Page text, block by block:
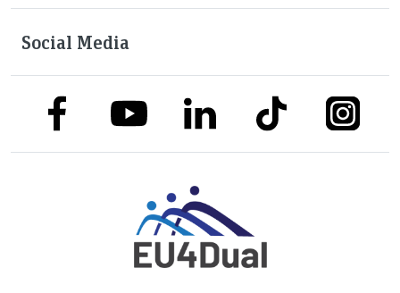
Social Media
link to facebooklink to youtubelink to linkedinlink to tiktok